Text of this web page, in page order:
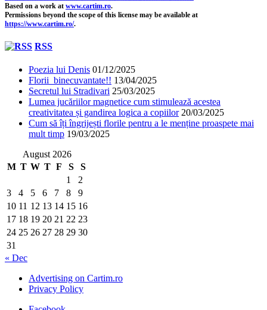
Based on a work at www.cartim.ro.
Permissions beyond the scope of this license may be available at
https://www.cartim.ro/.
RSS
Poezia lui Denis 01/12/2025
Florii binecuvantate!! 13/04/2025
Secretul lui Stradivari 25/03/2025
Lumea jucăriilor magnetice cum stimulează acestea
creativitatea și gandirea logica a copiilor 20/03/2025
Cum să îți îngrijești florile pentru a le menține proaspete mai
mult timp 19/03/2025
August 2026
M T W T F S
S
1
2
3
4 5 6 7 8
9
10 11 12 13 14 15 16
17 18 19 20 21 22 23
24 25 26 27 28 29 30
31
« Dec
Advertising on Cartim.ro
Privacy Policy